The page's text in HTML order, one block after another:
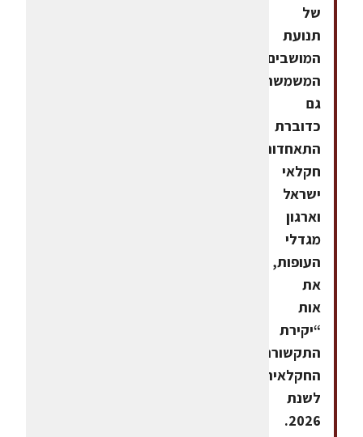
של
תנועת
המושבים,
המשמשת
גם
כדוברת
התאחדות
חקלאי
ישראל
וארגון
מגדלי
העופות,
את
אות
“יקירת
התקשורת
החקלאית"
לשנת
2026.